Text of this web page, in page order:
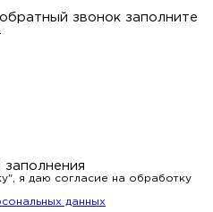
звонок заполните
заполнения
я даю согласие на обработку
данных